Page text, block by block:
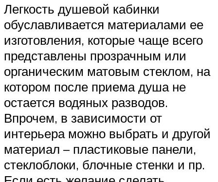
Легкость душевой кабинки
обуславливается материалами ее
изготовления, которые чаще всего
представлены прозрачным или
органическим матовым стеклом, на
котором после приема душа не
остается водяных разводов.
Впрочем, в зависимости от
интерьера можно выбрать и другой
материал – пластиковые панели,
стеклоблоки, блочные стенки и пр.